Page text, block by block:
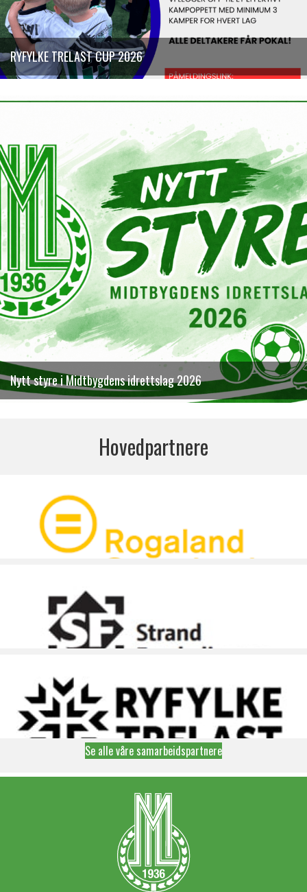
RYFYLKE TRELAST CUP 2026
Nytt styre i Midtbygdens idrettslag 2026
Hovedpartnere
Se alle våre samarbeidspartnere